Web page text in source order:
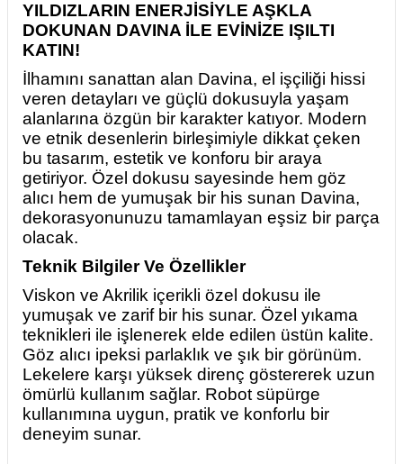
YILDIZLARIN ENERJİSİYLE AŞKLA
DOKUNAN DAVINA İLE EVİNİZE IŞILTI
KATIN!
İlhamını sanattan alan Davina, el işçiliği hissi
veren detayları ve güçlü dokusuyla yaşam
alanlarına özgün bir karakter katıyor. Modern
ve etnik desenlerin birleşimiyle dikkat çeken
bu tasarım, estetik ve konforu bir araya
getiriyor. Özel dokusu sayesinde hem göz
alıcı hem de yumuşak bir his sunan Davina,
dekorasyonunuzu tamamlayan eşsiz bir parça
olacak.
Teknik Bilgiler Ve Özellikler
Viskon ve Akrilik içerikli özel dokusu ile
yumuşak ve zarif bir his sunar. Özel yıkama
teknikleri ile işlenerek elde edilen üstün kalite.
Göz alıcı ipeksi parlaklık ve şık bir görünüm.
Lekelere karşı yüksek direnç göstererek uzun
ömürlü kullanım sağlar. Robot süpürge
kullanımına uygun, pratik ve konforlu bir
deneyim sunar.